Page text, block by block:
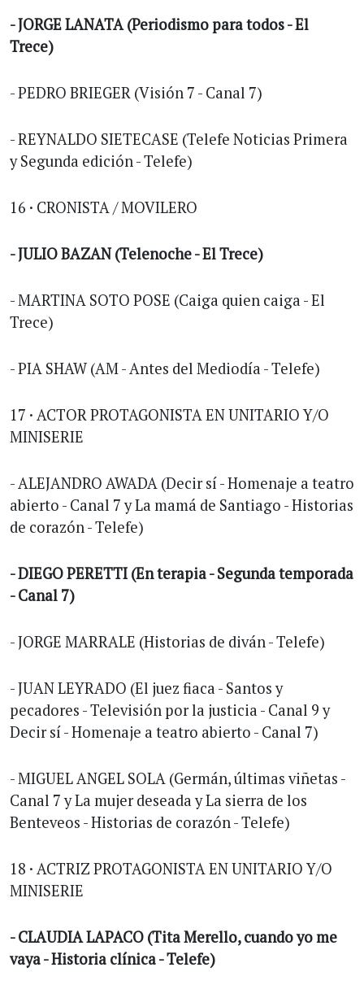
- JORGE LANATA (Periodismo para todos - El
Trece)
- PEDRO BRIEGER (Visión 7 - Canal 7)
- REYNALDO SIETECASE (Telefe Noticias Primera
y Segunda edición - Telefe)
16 · CRONISTA / MOVILERO
- JULIO BAZAN (Telenoche - El Trece)
- MARTINA SOTO POSE (Caiga quien caiga - El
Trece)
- PIA SHAW (AM - Antes del Mediodía - Telefe)
17 · ACTOR PROTAGONISTA EN UNITARIO Y/O
MINISERIE
- ALEJANDRO AWADA (Decir sí - Homenaje a teatro
abierto - Canal 7 y La mamá de Santiago - Historias
de corazón - Telefe)
- DIEGO PERETTI (En terapia - Segunda temporada
- Canal 7)
- JORGE MARRALE (Historias de diván - Telefe)
- JUAN LEYRADO (El juez fiaca - Santos y
pecadores - Televisión por la justicia - Canal 9 y
Decir sí - Homenaje a teatro abierto - Canal 7)
- MIGUEL ANGEL SOLA (Germán, últimas viñetas -
Canal 7 y La mujer deseada y La sierra de los
Benteveos - Historias de corazón - Telefe)
18 · ACTRIZ PROTAGONISTA EN UNITARIO Y/O
MINISERIE
- CLAUDIA LAPACO (Tita Merello, cuando yo me
vaya - Historia clínica - Telefe)